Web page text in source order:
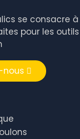
se consacre
pour les